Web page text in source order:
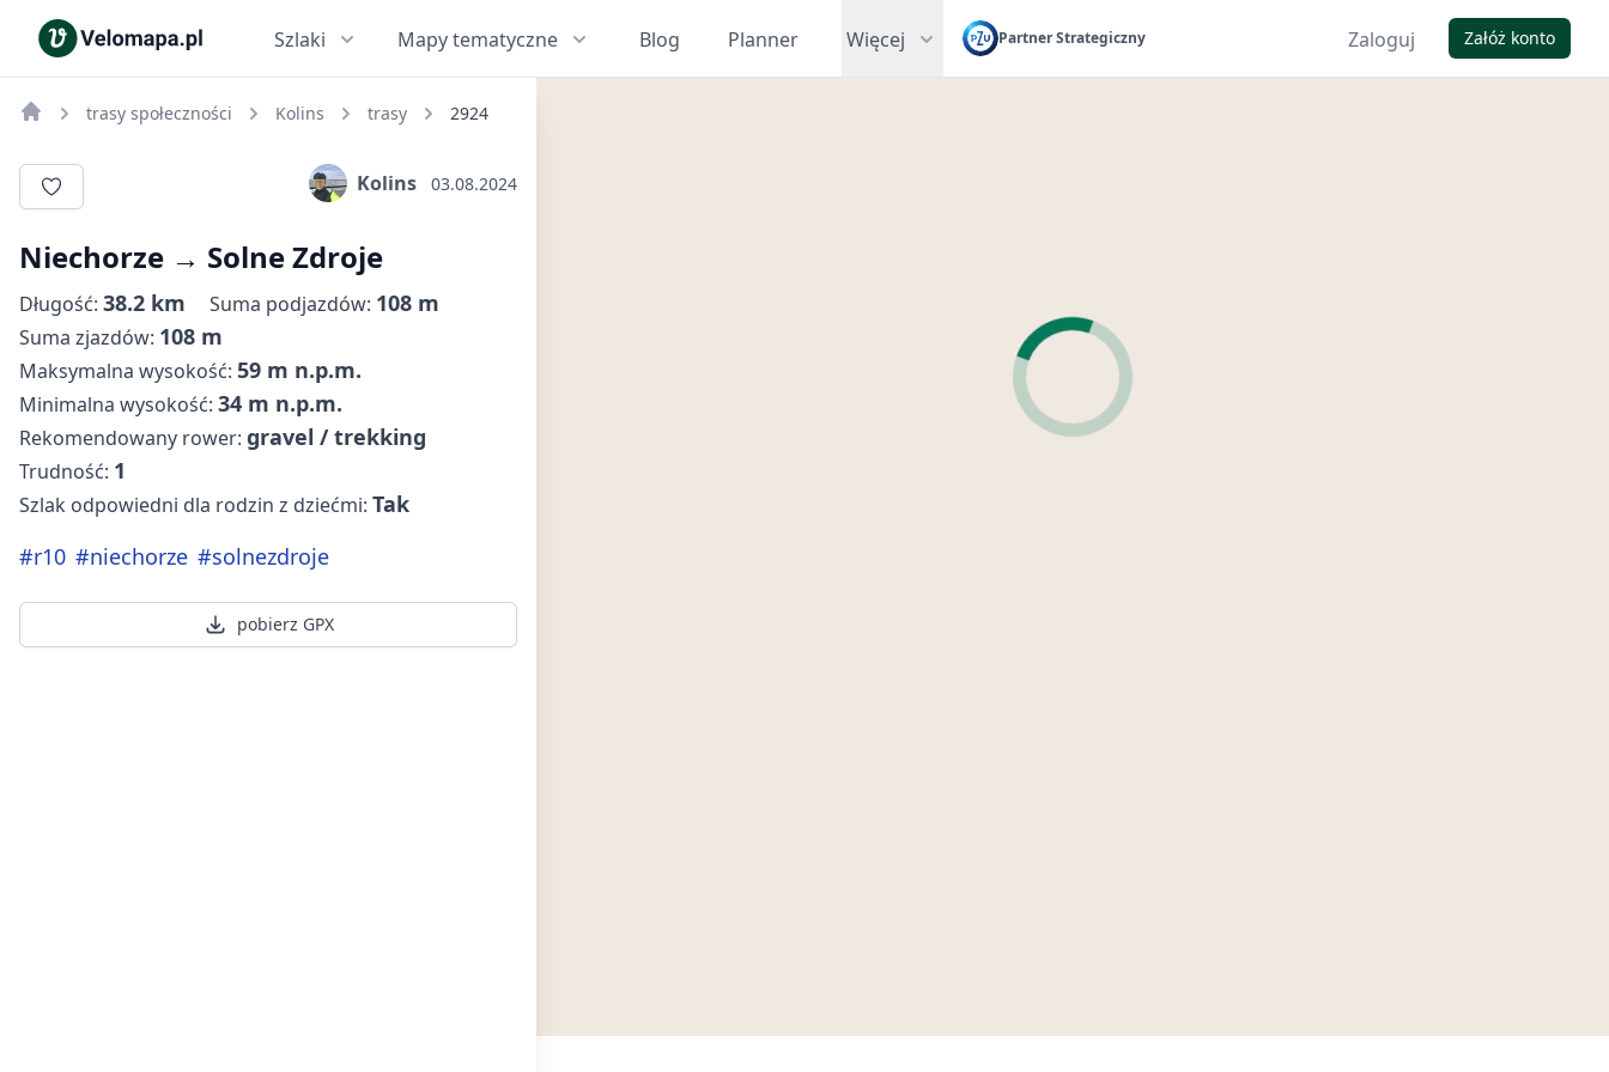
Szlaki Mapy tematyczne Blog Planner Więcej Partner Strategiczny Zaloguj Załóż konto
trasy społeczności Kolins trasy 2924
Kolins 03.08.2024
Niechorze‬ → ‪Solne Zdroje
Długość: 38.2 km Suma podjazdów: 108 m
Suma zjazdów: 108 m
Maksymalna wysokość: 59 m n.p.m.
Minimalna wysokość: 34 m n.p.m.
Rekomendowany rower: gravel / trekking
Trudność: 1
Szlak odpowiedni dla rodzin z dziećmi: Tak
#r10 #niechorze #solnezdroje
pobierz GPX